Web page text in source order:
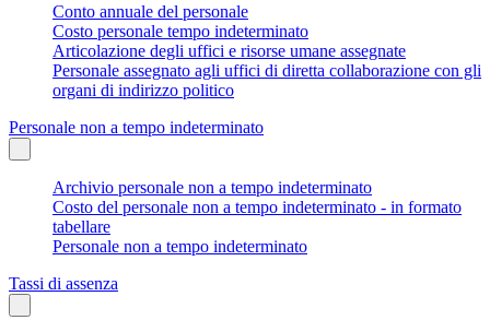
Conto annuale del personale
Costo personale tempo indeterminato
Articolazione degli uffici e risorse umane assegnate
Personale assegnato agli uffici di diretta collaborazione con gli
organi di indirizzo politico
Personale non a tempo indeterminato
Archivio personale non a tempo indeterminato
Costo del personale non a tempo indeterminato - in formato
tabellare
Personale non a tempo indeterminato
Tassi di assenza